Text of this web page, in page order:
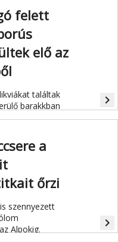
felett
elő az
találtak
barakkban
navigate_next
a
őrzi
szennyezett
Alpokig. navigate_next